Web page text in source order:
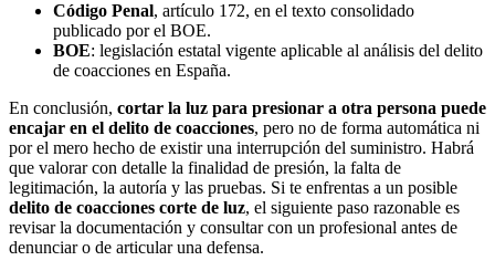
Código Penal, artículo 172, en el texto consolidado
publicado por el BOE.
BOE: legislación estatal vigente aplicable al análisis del delito
de coacciones en España.
En conclusión, cortar la luz para presionar a otra persona puede
encajar en el delito de coacciones, pero no de forma automática ni
por el mero hecho de existir una interrupción del suministro. Habrá
que valorar con detalle la finalidad de presión, la falta de
legitimación, la autoría y las pruebas. Si te enfrentas a un posible
delito de coacciones corte de luz, el siguiente paso razonable es
revisar la documentación y consultar con un profesional antes de
denunciar o de articular una defensa.